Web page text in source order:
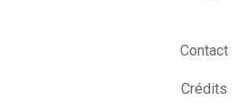
Contact
Crédits